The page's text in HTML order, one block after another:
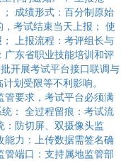
成绩形式：百分制原始
考试结束当天上报； 使
上报流程：考评组长与
广东省职业技能培训和评
开展考试平台接口联调与
划受限等不利影响。
管要求，考试平台必须满
： 全过程留痕：考试流
：防切屏、双摄像头监
能力：上传数据需签名确
管端口：支持属地监管部